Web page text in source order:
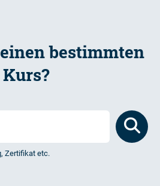
bestimmten
Kurs?
Zertifikat etc.